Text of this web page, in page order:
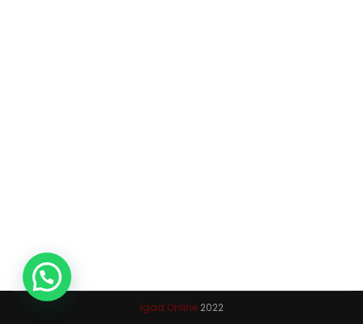
Igad Online2022